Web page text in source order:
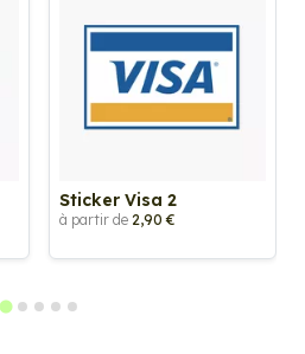
Sticker Visa 2
à partir de 2,90 €